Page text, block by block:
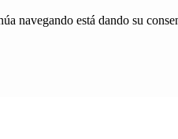
navegando está dando su